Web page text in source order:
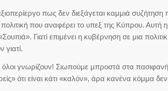
πως δεν διεξάγεται καμμιά
που αναφέρει το υπεξ της Κύπρου. Αυτή
Γιατί επιμένει η κυβέρνηση σε μια
γνωρίζουν! Σιωπούμε μπροστά στα
ότι είναι κάτι «καλόν», άρα κανένα κόμμα